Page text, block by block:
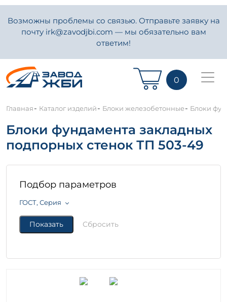
Возможны проблемы со связью. Отправьте заявку на
почту irk@zavodjbi.com — мы обязательно вам
ответим!
0
Главная- Каталог изделий- Блоки железобетонные- Блоки
Блоки фундамента закладных
подпорных стенок ТП 503-49
Подбор параметров
ГОСТ, Серия